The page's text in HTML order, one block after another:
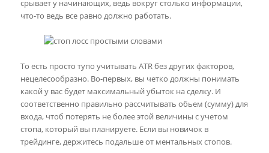
срывает у начинающих, ведь вокруг столько информации,
что-то ведь все равно должно работать.
То есть просто тупо учитывать ATR без других факторов,
нецелесообразно. Во-первых, вы четко должны понимать
какой у вас будет максимальный убыток на сделку. И
соответственно правильно рассчитывать обьем (сумму) для
входа, чтоб потерять не более этой величины с учетом
стопа, который вы планируете. Если вы новичок в
трейдинге, держитесь подальше от ментальных стопов.